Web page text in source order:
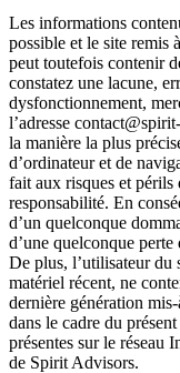
Les informations
possible et le site remis
peut toutefois contenir
constatez une lacune,
dysfonctionnement,
l’adresse
la manière la plus
d’ordinateur et de
fait aux risques et périls
responsabilité. En
d’un quelconque
d’une quelconque
De plus, l’utilisateur du
matériel récent, ne
dernière génération
dans le cadre du
présentes sur le réseau
de Spirit Advisors.